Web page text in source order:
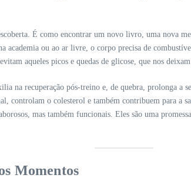
É como encontrar um novo livro, uma nova
academia ou ao ar livre, o corpo precisa de
aqueles picos e quedas de glicose, que nos
na recuperação pós-treino e, de quebra, prolonga a
controlam o colesterol e também contribuem para a
mas também funcionais. Eles são uma
Momentos